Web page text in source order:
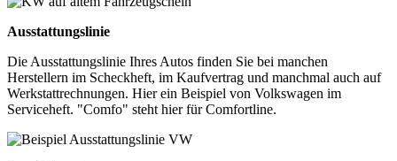
Ausstattungslinie
Die Ausstattungslinie Ihres Autos finden Sie bei manchen
Herstellern im Scheckheft, im Kaufvertrag und manchmal auch auf
Werkstattrechnungen. Hier ein Beispiel von Volkswagen im
Serviceheft. "Comfo" steht hier für Comfortline.